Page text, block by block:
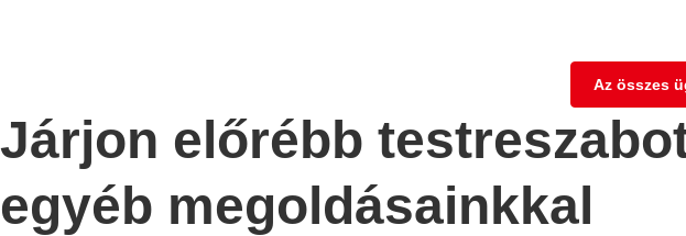
Az összes
Járjon előrébb
egyéb megoldásainkkal